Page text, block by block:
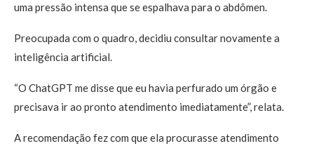
uma pressão intensa que se espalhava para o abdômen.
Preocupada com o quadro, decidiu consultar novamente a
inteligência artificial.
“O ChatGPT me disse que eu havia perfurado um órgão e
precisava ir ao pronto atendimento imediatamente”, relata.
A recomendação fez com que ela procurasse atendimento